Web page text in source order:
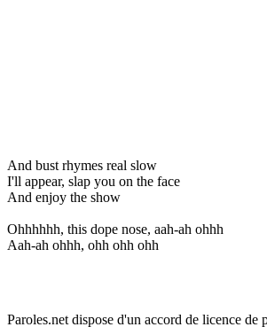
And bust rhymes real slow
I'll appear, slap you on the face
And enjoy the show
Ohhhhhh, this dope nose, aah-ah ohhh
Aah-ah ohhh, ohh ohh ohh
Paroles.net dispose d'un accord de licence de